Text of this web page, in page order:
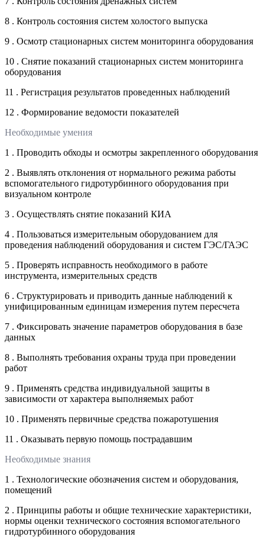
8 . Контроль состояния систем холостого выпуска
9 . Осмотр стационарных систем мониторинга оборудования
10 . Снятие показаний стационарных систем мониторинга
оборудования
11 . Регистрация результатов проведенных наблюдений
12 . Формирование ведомости показателей
Необходимые умения
1 . Проводить обходы и осмотры закрепленного оборудования
2 . Выявлять отклонения от нормального режима работы
вспомогательного гидротурбинного оборудования при
визуальном контроле
3 . Осуществлять снятие показаний КИА
4 . Пользоваться измерительным оборудованием для
проведения наблюдений оборудования и систем ГЭС/ГАЭС
5 . Проверять исправность необходимого в работе
инструмента, измерительных средств
6 . Структурировать и приводить данные наблюдений к
унифицированным единицам измерения путем пересчета
7 . Фиксировать значение параметров оборудования в базе
данных
8 . Выполнять требования охраны труда при проведении
работ
9 . Применять средства индивидуальной защиты в
зависимости от характера выполняемых работ
10 . Применять первичные средства пожаротушения
11 . Оказывать первую помощь пострадавшим
Необходимые знания
1 . Технологические обозначения систем и оборудования,
помещений
2 . Принципы работы и общие технические характеристики,
нормы оценки технического состояния вспомогательного
гидротурбинного оборудования